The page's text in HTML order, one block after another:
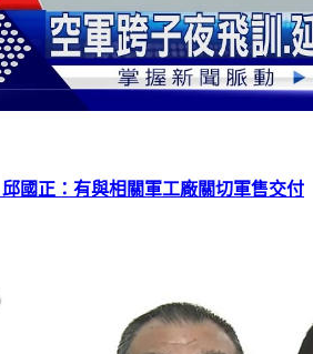
國正：有與相關軍工廠關切軍售交付